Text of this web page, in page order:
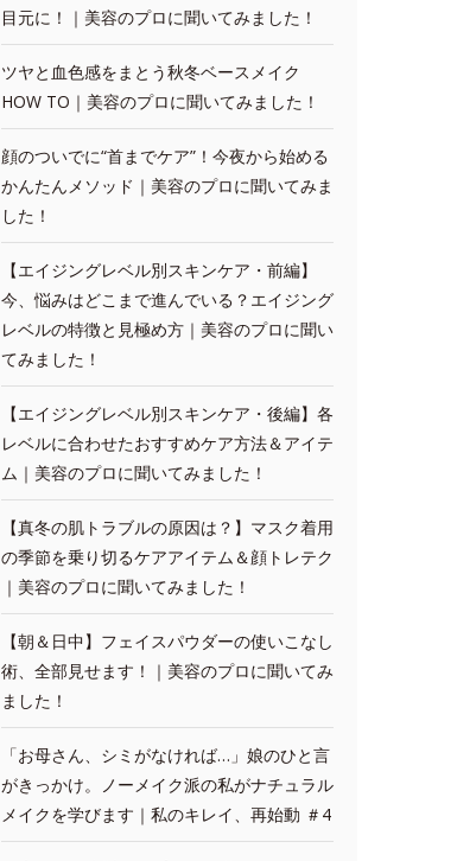
目元に！｜美容のプロに聞いてみました！
ツヤと血色感をまとう秋冬ベースメイク
HOW TO｜美容のプロに聞いてみました！
顔のついでに“首までケア”！今夜から始める
かんたんメソッド｜美容のプロに聞いてみま
した！
【エイジングレベル別スキンケア・前編】
今、悩みはどこまで進んでいる？エイジング
レベルの特徴と見極め方｜美容のプロに聞い
てみました！
【エイジングレベル別スキンケア・後編】各
レベルに合わせたおすすめケア方法＆アイテ
ム｜美容のプロに聞いてみました！
【真冬の肌トラブルの原因は？】マスク着用
の季節を乗り切るケアアイテム＆顔トレテク
｜美容のプロに聞いてみました！
【朝＆日中】フェイスパウダーの使いこなし
術、全部見せます！｜美容のプロに聞いてみ
ました！
「お母さん、シミがなければ…」娘のひと言
がきっかけ。ノーメイク派の私がナチュラル
メイクを学びます｜私のキレイ、再始動 ＃4